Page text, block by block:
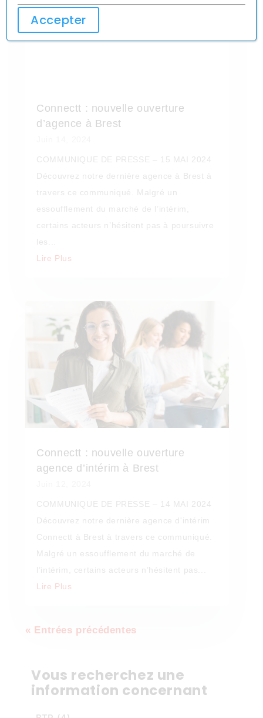
Connectt : nouvelle ouverture
d’agence à Brest
COMMUNIQUE DE PRESSE – 15 MAI 2024
Découvrez notre dernière agence à Brest à
travers ce communiqué. Malgré un
essoufflement du marché de l’intérim,
certains acteurs n’hésitent pas à poursuivre
les...
Lire Plus
Connectt : nouvelle ouverture
agence d’intérim à Brest
COMMUNIQUE DE PRESSE – 14 MAI 2024
Découvrez notre dernière agence d'intérim
Connectt à Brest à travers ce communiqué.
Malgré un essoufflement du marché de
l’intérim, certains acteurs n’hésitent pas...
Lire Plus
« Entrées précédentes
Vous recherchez une
information concernant
Accepter